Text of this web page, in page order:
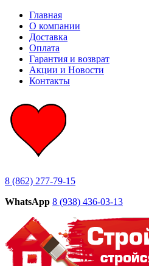
Главная
О компании
Доставка
Оплата
Гарантия и возврат
Акции и Новости
Контакты
8 (862) 277-79-15
WhatsApp 8 (938) 436-03-13